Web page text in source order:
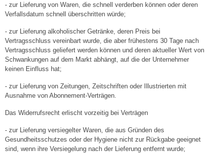
- zur Lieferung von Waren, die schnell verderben können oder deren
Verfallsdatum schnell überschritten würde;
- zur Lieferung alkoholischer Getränke, deren Preis bei
Vertragsschluss vereinbart wurde, die aber frühestens 30 Tage nach
Vertragsschluss geliefert werden können und deren aktueller Wert von
Schwankungen auf dem Markt abhängt, auf die der Unternehmer
keinen Einfluss hat;
- zur Lieferung von Zeitungen, Zeitschriften oder Illustrierten mit
Ausnahme von Abonnement-Verträgen.
Das Widerrufsrecht erlischt vorzeitig bei Verträgen
- zur Lieferung versiegelter Waren, die aus Gründen des
Gesundheitsschutzes oder der Hygiene nicht zur Rückgabe geeignet
sind, wenn ihre Versiegelung nach der Lieferung entfernt wurde;